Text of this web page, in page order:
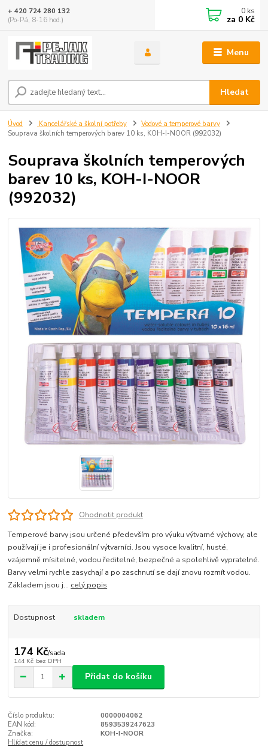
Menu
Hledat
+ 420 724 280 132
(Po-Pá, 8-16 hod.)
0 ks
za 0 Kč
Úvod Kancelářské a školní potřeby
Vodové a temperové barvy
Souprava školních temperových barev 10 ks, KOH-I-NOOR (992032)
Souprava školních temperových
barev 10 ks, KOH-I-NOOR
(992032)
Ohodnotit produkt
Temperové barvy jsou určené především pro výuku výtvarné výchovy, ale
používají je i profesionální výtvarníci. Jsou vysoce kvalitní, husté,
vzájemně mísitelné, vodou ředitelné, bezpečné a spolehlivě vypratelné.
Barvy velmi rychle zasychají a po zaschnutí se dají znovu rozmít vodou.
Základem jsou j... celý popis
Dostupnost skladem
174 Kč/sada
144 Kč bez DPH
Přidat do košíku
Číslo produktu:
0000004062
EAN kód:
8593539247623
Značka:
KOH-I-NOOR
Hlídat cenu / dostupnost